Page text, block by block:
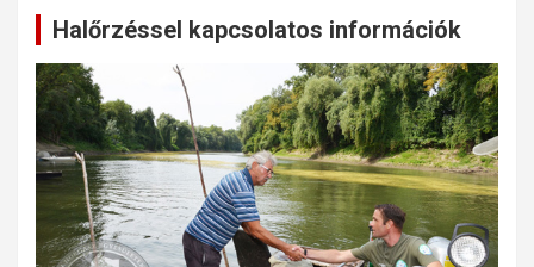
Halőrzéssel kapcsolatos információk